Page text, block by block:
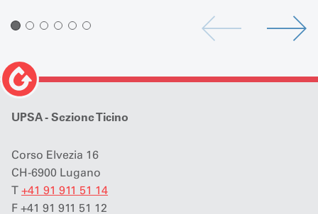
UPSA - Sezione Ticino
Corso Elvezia 16
CH-6900 Lugano
T +41 91 911 51 14
F +41 91 911 51 12